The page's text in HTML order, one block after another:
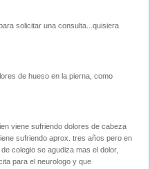
solicitar una consulta...quisiera
de hueso en la pierna, como
viene sufriendo dolores de cabeza
sufriendo aprox. tres años pero en
colegio se agudiza mas el dolor,
para el neurologo y que